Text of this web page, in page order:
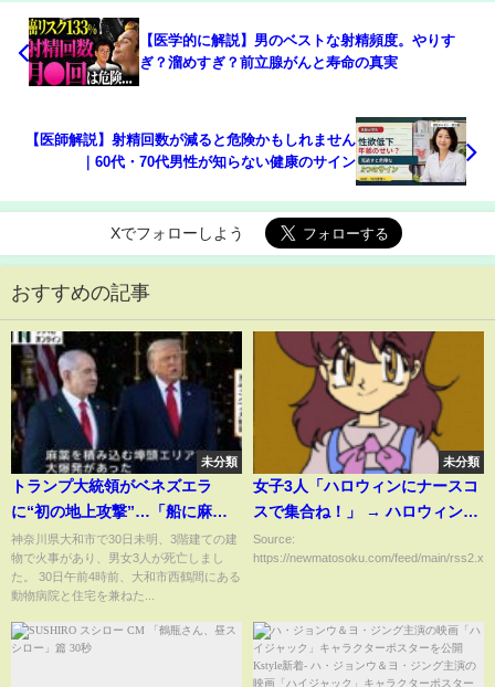
【医学的に解説】男のベストな射精頻度。やりす
ぎ？溜めすぎ？前立腺がんと寿命の真実
【医師解説】射精回数が減ると危険かもしれません
｜60代・70代男性が知らない健康のサイン
Xでフォローしよう
おすすめの記事
未分類
トランプ大統領がベネズエラ
に“初の地上攻撃”…「船に麻薬
積み込む埠頭エリアで大爆
発」 9月以降カリブ海で攻撃な
ど圧力強化
神奈川県大和市で30日未明、3階建ての建
物で火事があり、男女3人が死亡しまし
た。 30日午前4時前、大和市西鶴間にある
動物病院と住宅を兼ねた...
未分類
女子3人「ハロウィンにナースコ
スで集合ね！」 → ハロウィン当
日、一人だけヤバすぎるコスで
来て25万いいねｗｗｗｗｗ
Source:
https://newmatosoku.com/feed/main/